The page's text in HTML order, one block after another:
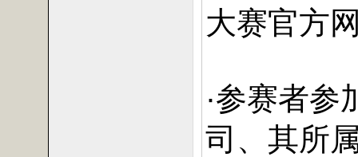
大赛官方
·参赛者参
司、其所